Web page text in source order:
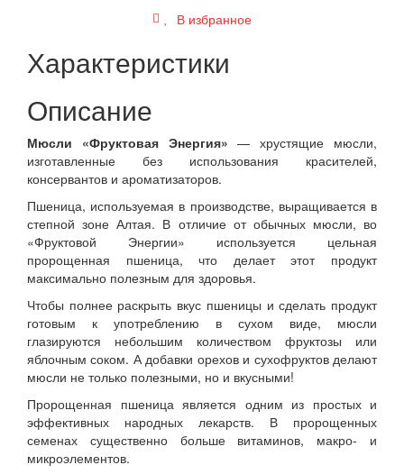
В избранное
Характеристики
Описание
Мюсли «Фруктовая Энергия» — хрустящие мюсли,
изготавленные без использования красителей,
консервантов и ароматизаторов.
Пшеница, используемая в производстве, выращивается в
степной зоне Алтая. В отличие от обычных мюсли, во
«Фруктовой Энергии» используется цельная
пророщенная пшеница, что делает этот продукт
максимально полезным для здоровья.
Чтобы полнее раскрыть вкус пшеницы и сделать продукт
готовым к употреблению в сухом виде, мюсли
глазируются небольшим количеством фруктозы или
яблочным соком. А добавки орехов и сухофруктов делают
мюсли не только полезными, но и вкусными!
Пророщенная пшеница является одним из простых и
эффективных народных лекарств. В пророщенных
семенах существенно больше витаминов, макро- и
микроэлементов.